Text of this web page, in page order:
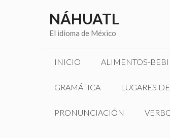
contenido
NÁHUATL
El idioma de México
INICIO ALIMENTOS-
GRAMÁTICA LUGARES
PRONUNCIACIÓN